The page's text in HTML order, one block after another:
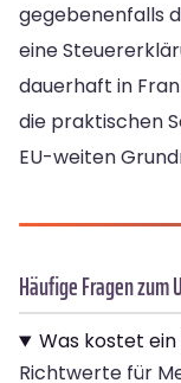
gegebenenfalls
eine
dauerhaft in
die praktischen
EU-weiten
Häufige Fragen zum
Was kostet
Richtwerte für